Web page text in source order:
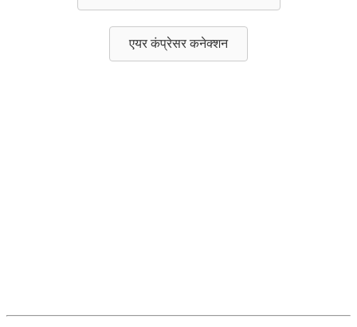
एयर कंप्रेसर कनेक्शन